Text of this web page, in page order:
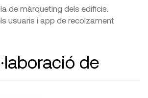
de màrqueting dels edificis.
usuaris i app de recolzament
de